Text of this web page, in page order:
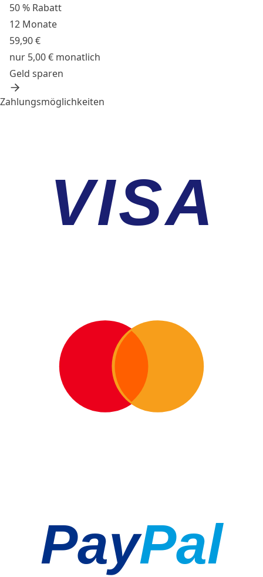
50 % Rabatt
12 Monate
59,90 €
nur 5,00 € monatlich
Geld sparen
Zahlungsmöglichkeiten
VISA
PayPal